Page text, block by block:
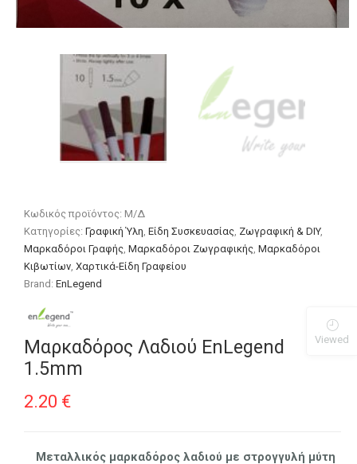
Κωδικός προϊόντος: Μ/Δ
Κατηγορίες:Γραφική Ύλη ,Είδη Συσκευασίας Ζωγραφική & DIY,
Μαρκαδόροι Γραφής ,Μαρκαδόροι Ζωγραφικής ,Μαρκαδόροι
Κιβωτίων ,Χαρτικά-Είδη Γραφείου
Brand:EnLegend
Μαρκαδόρος Λαδιού EnLegend
1.5mm
2.20 €
Μεταλλικός μαρκαδόρος λαδιού με στρογγυλή μύτη
Viewed